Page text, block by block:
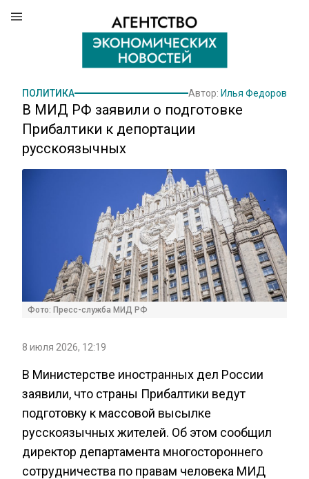
ПОЛИТИКА Автор: Илья Федоров
В МИД РФ заявили о подготовке
Прибалтики к депортации
русскоязычных
Фото: Пресс-служба МИД РФ
8 июля 2026, 12:19
В Министерстве иностранных дел России
заявили, что страны Прибалтики ведут
подготовку к массовой высылке
русскоязычных жителей. Об этом сообщил
директор департамента многостороннего
сотрудничества по правам человека МИД